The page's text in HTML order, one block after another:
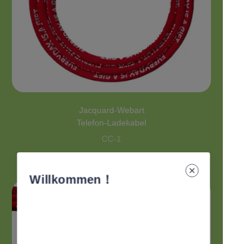
CC-1
Jacquard-Webart
Telefon-Ladekabel
Willkommen！